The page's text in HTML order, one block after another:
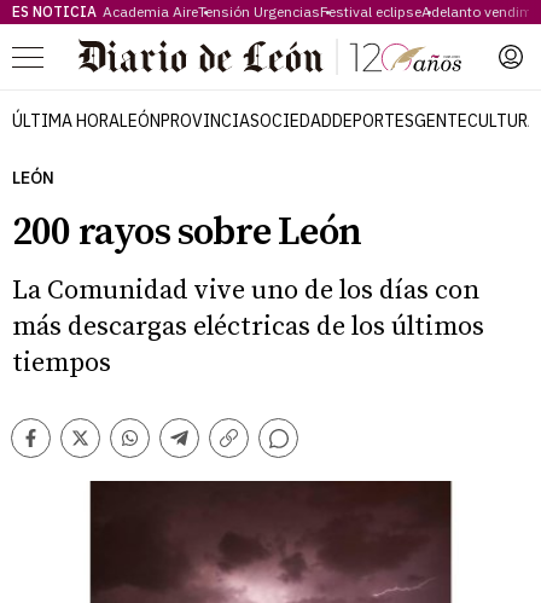
ES NOTICIA Academia AireTensión UrgenciasFestival eclipseAdelanto
Menú
ÚLTIMA HORALEÓNPROVINCIASOCIEDADDEPORTESGENTECULTURA
LEÓN
200 rayos sobre León
La Comunidad vive uno de los días con
más descargas eléctricas de los últimos
tiempos
Facebook
TwitterWhatsappTelegram
Copiar
Comentarios